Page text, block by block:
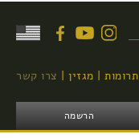
תרומות מגזין צרו קשר
הרשמה